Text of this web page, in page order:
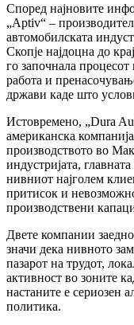
Според најновите
„Aptiv“ –
автомобилската
Скопје најдоцна до
го започнала процесот
работа и
држави каде што
Истовремено, „Dura
американска
производството во
индустријата,
нивниот најголем
притисок и
производствени
Двете компании заедно
значи дека нивното
пазарот на трудот,
активност во зоните
настаните е сериозен
политика.